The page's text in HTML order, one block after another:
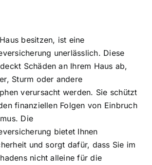
besitzen, ist eine
unerlässlich. Diese
Schäden an Ihrem Haus ab,
Sturm oder andere
verursacht werden. Sie schützt
finanziellen Folgen von Einbruch
Die
bietet Ihnen
und sorgt dafür, dass Sie im
nicht alleine für die